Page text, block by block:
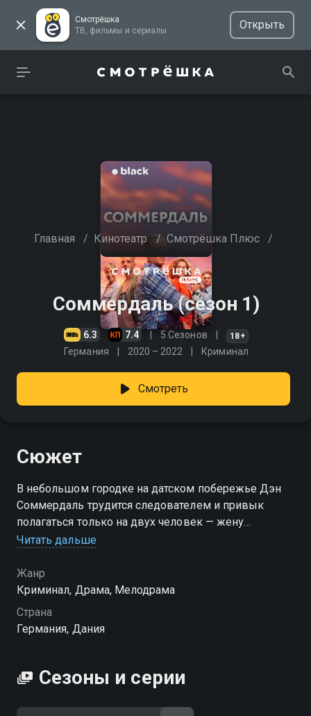
Смотрёшка
ТВ, фильмы и сериалы
Открыть
Главная / Кинотеатр / Смотрёшка Плюс /
Соммердаль (сезон 1)
6.3 7.4 5 Сезонов 18+
Германия 2020 – 2022 Криминал
Смотреть
Сюжет
В небольшом городке на датском побережье Дэн
Соммердаль трудится следователем и привык
полагаться только на двух человек — жену
Марианну, судмедэксперта, и друга Флемминга, с
его личной жизни всё рушится — Марианна
собирается уходить, устав от вечных дежурств и
холода в отношениях, — вскрываются ещё более
болезненные подробности: теперь она близка с
Флеммингом. Всё, что раньше казалось
не станут. Вместе троице приходится продолжать
работать — шаг за шагом расследуя цепочку
тревожных убийств. Пока наружу лезут старые
Читать дальше
Жанр
Криминал, Драма, Мелодрама
Страна
Германия, Дания
Сезоны и серии